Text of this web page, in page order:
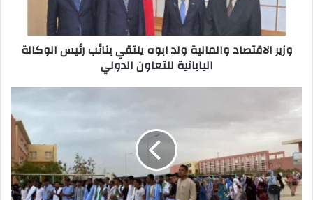
وزير الاقتصاد والمالية ولد ابوه يلتقي بنائب رئيس الوكالة
اليابانية للتعاون الدولي